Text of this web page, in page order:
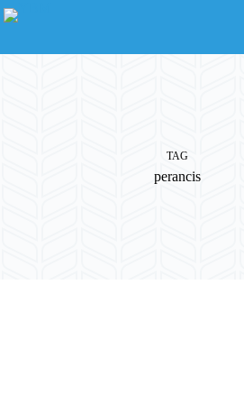
Skip
to
TAG
perancis